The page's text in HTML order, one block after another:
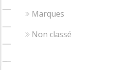
Marques
Non classé